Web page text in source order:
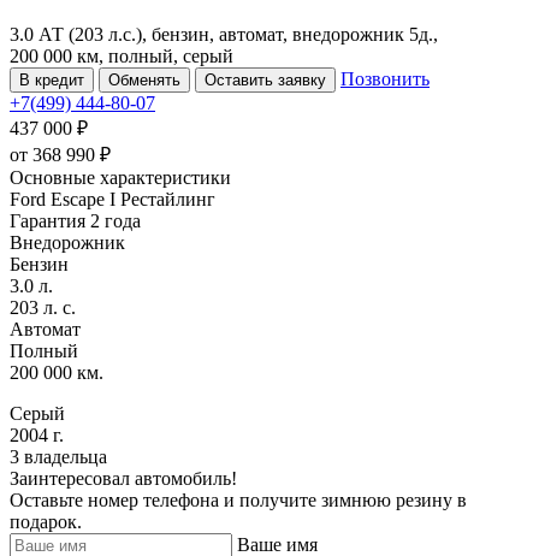
3.0 АТ (203 л.с.), бензин, автомат, внедорожник 5д.,
200 000 км, полный, серый
В кредит Обменять Оставить заявку
Позвонить
+7(499) 444-80-07
437 000 ₽
от 368 990 ₽
Основные характеристики
Ford Escape I Рестайлинг
Гарантия 2 года
Внедорожник
Бензин
3.0 л.
203 л. с.
Автомат
Полный
200 000 км.
Серый
2004 г.
3 владельца
Заинтересовал автомобиль!
Оставьте номер телефона и получите зимнюю резину в
подарок.
Ваше имя